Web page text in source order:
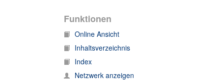
Funktionen
Online Ansicht
Inhaltsverzeichnis
Index
Netzwerk anzeigen